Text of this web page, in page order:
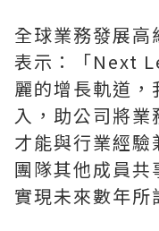
全球業務發展
表示：「Next
麗的增長軌道，
入，助公司將
才能與行業經
團隊其他成員
實現未來數年所